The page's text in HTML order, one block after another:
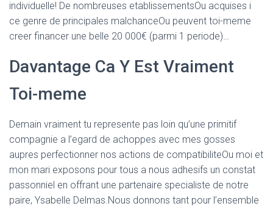
individuelle! De nombreuses etablissementsOu acquises i
ce genre de principales malchanceOu peuvent toi-meme
creer financer une belle 20 000€ (parmi 1 periode)…
Davantage Ca Y Est Vraiment
Toi-meme
Demain vraiment tu represente pas loin qu’une primitif
compagnie a l’egard de achoppes avec mes gosses
aupres perfectionner nos actions de compatibiliteOu moi et
mon mari exposons pour tous a nous adhesifs un constat
passonniel en offrant une partenaire specialiste de notre
paire, Ysabelle Delmas.Nous donnons tant pour l’ensemble